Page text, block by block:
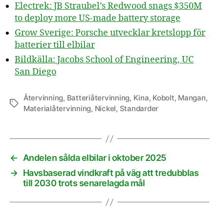
Electrek: JB Straubel’s Redwood snags $350M
to deploy more US-made battery storage
Grow Sverige: Porsche utvecklar kretslopp för
batterier till elbilar
Bildkälla: Jacobs School of Engineering, UC
San Diego
Etiketter
Återvinning, Batteriåtervinning, Kina, Kobolt, Mangan,
Materialåtervinning, Nickel, Standarder
←
Andelen sålda elbilar i oktober 2025
→ Havsbaserad vindkraft på väg att tredubblas
till 2030 trots senarelagda mål